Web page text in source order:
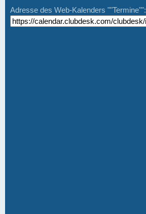
Adresse des Web-Kalenders ""Termine"":